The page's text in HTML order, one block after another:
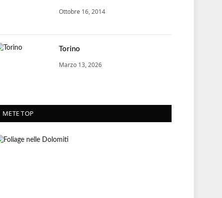
Ottobre 16, 2014
Torino
Marzo 13, 2026
METE TOP